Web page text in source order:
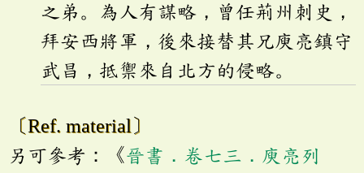
之弟。為人有謀略，曾任荊州刺史，
拜安西將軍，後來接替其兄庾亮鎮守
武昌，抵禦來自北方的侵略。
〔Ref. material〕
另可參考：《晉書．卷七三．庾亮列